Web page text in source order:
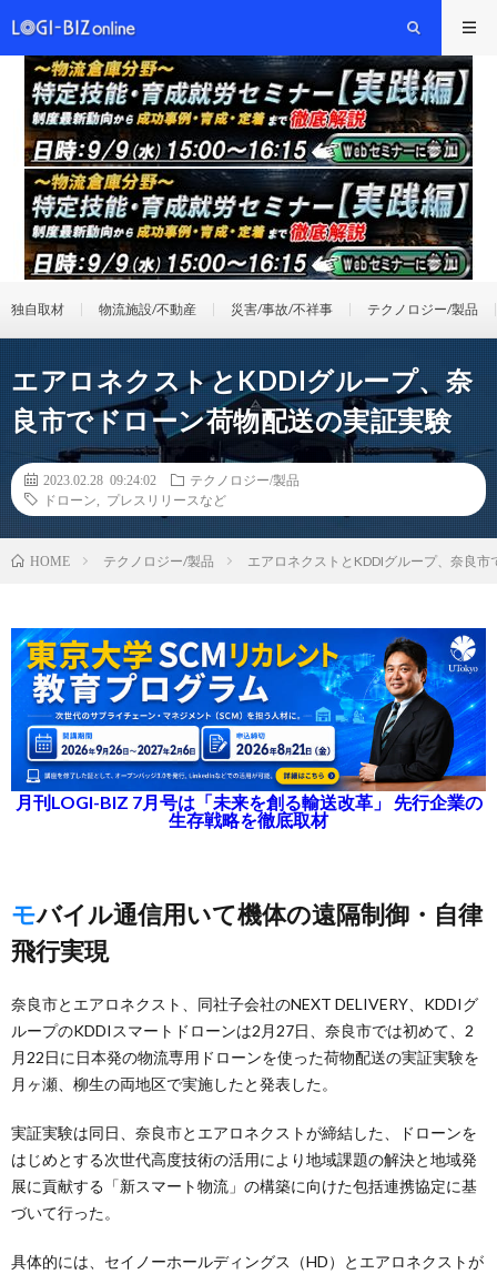
独自取材 物流施設/不動産 災害/事故/不祥事 テクノロジー/製品
エアロネクストとKDDIグループ、奈
良市でドローン荷物配送の実証実験
2023.02.28 09:24:02
テクノロジー/製品
ドローン
プレスリリースなど
HOME テクノロジー/製品 エアロネクストとKDDIグループ、奈良
月刊LOGI-BIZ 7月号は「未来を創る輸送改革」 先行企業の
生存戦略を徹底取材
モバイル通信用いて機体の遠隔制御・自律
飛行実現
奈良市とエアロネクスト、同社子会社のNEXT DELIVERY、KDDIグ
ループのKDDIスマートドローンは2月27日、奈良市では初めて、2
月22日に日本発の物流専用ドローンを使った荷物配送の実証実験を
月ヶ瀬、柳生の両地区で実施したと発表した。
実証実験は同日、奈良市とエアロネクストが締結した、ドローンを
はじめとする次世代高度技術の活用により地域課題の解決と地域発
展に貢献する「新スマート物流」の構築に向けた包括連携協定に基
づいて行った。
具体的には、セイノーホールディングス（HD）とエアロネクストが